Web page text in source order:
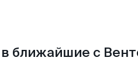
ближайшие с